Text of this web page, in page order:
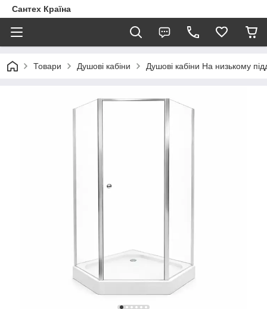
Сантех Країна
Товари Душові кабіни Душові кабіни На низькому